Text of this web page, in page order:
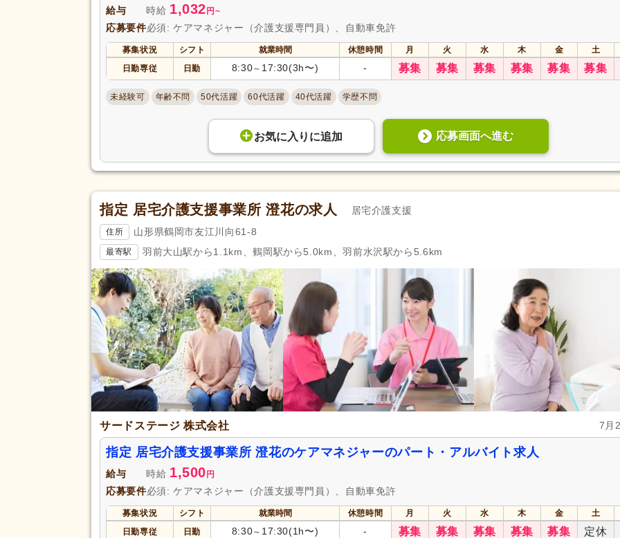
給与 時給 1,032円~
応募要件必須: ケアマネジャー（介護支援専門員）、自動車免許
募集状況 シフト 就業時間 休憩時間 月 火 水 木 金
土
日勤専従
日勤 8:30～ 17:30(3h〜) - 募集 募集 募集 募集 募集 募集
未経験可 年齢不問 50代活躍 60代活躍 40代活躍 学歴不問
お気に入り に追加 応募画面へ進む
指定 居宅介護支援事業所 澄花の求人 居宅介護支援
住所 山形県鶴岡市友江川向61-8
最寄駅 羽前大山駅から1.1km、鶴岡駅から5.0km、羽前水沢駅から5.6km
サードステージ 株式会社 7月
指定 居宅介護支援事業所 澄花のケアマネジャーのパート・アルバイト求人
給与 時給 1,500円
応募要件必須: ケアマネジャー（介護支援専門員）、自動車免許
募集状況 シフト 就業時間 休憩時間 月 火 水 木 金
土
日勤専従
日勤 8:30～ 17:30(1h〜) - 募集 募集 募集 募集 募集 定休